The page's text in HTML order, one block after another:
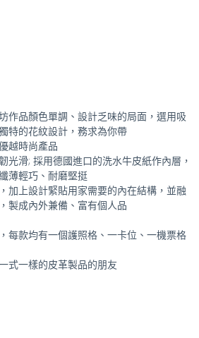
作品顏色單調、設計乏味的局面，選用吸
特的花紋設計，務求為你帶
越時尚產品
光滑; 採用德國進口的洗水牛皮紙作內層，
薄輕巧、耐磨堅挺
加上設計緊貼用家需要的內在結構，並融
製成內外兼備、富有個人品
每款均有一個護照格、一卡位、一機票格
式一樣的皮革製品的朋友